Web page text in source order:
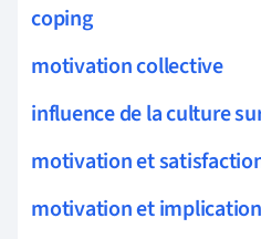
coping
motivation collective
influence de la culture
motivation et
motivation et implication